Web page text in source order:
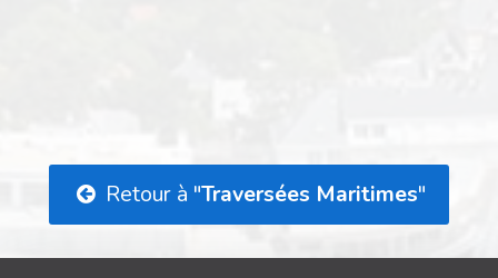
Retour à "Traversées Maritimes"